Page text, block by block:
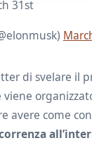
31st
di svelare il
viene
avere come